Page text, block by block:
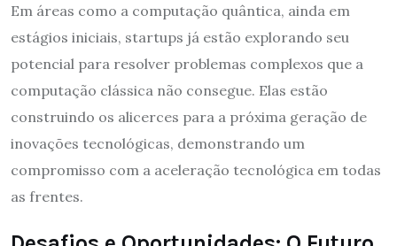
Em áreas como a computação quântica, ainda em
estágios iniciais, startups já estão explorando seu
potencial para resolver problemas complexos que a
computação clássica não consegue. Elas estão
construindo os alicerces para a próxima geração de
inovações tecnológicas, demonstrando um
compromisso com a aceleração tecnológica em todas
as frentes.